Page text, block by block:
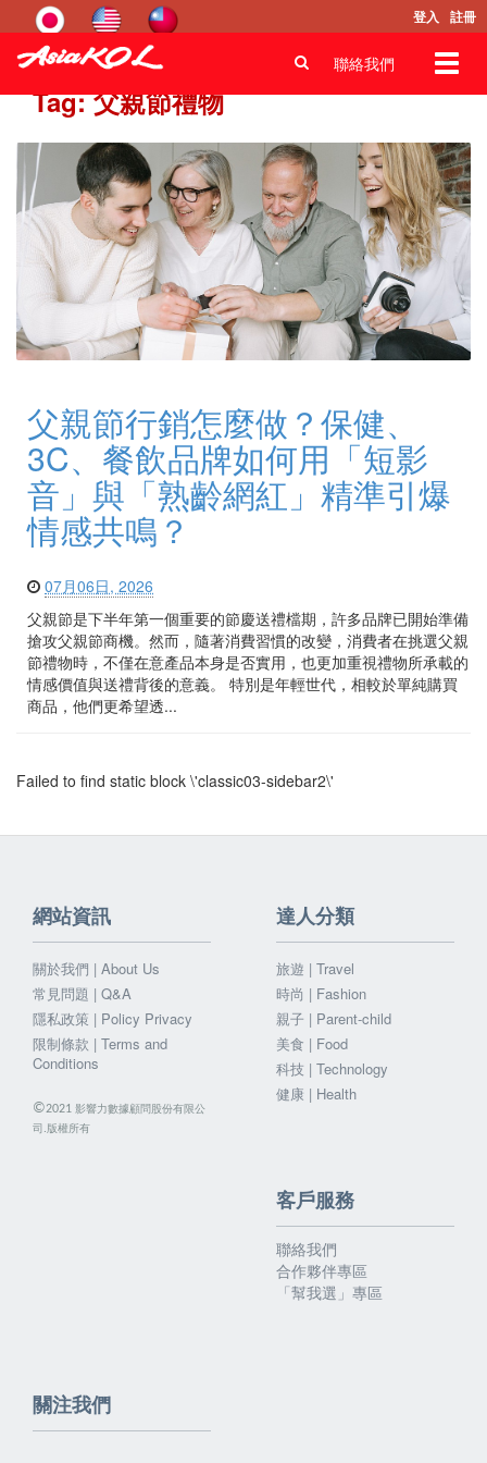
登入 註冊
聯絡我們
Tag: 父親節禮物
父親節行銷怎麼做？保健、
3C、餐飲品牌如何用「短影
音」與「熟齡網紅」精準引爆
情感共鳴？
07月06日, 2026
父親節是下半年第一個重要的節慶送禮檔期，許多品牌已開始準備
搶攻父親節商機。然而，隨著消費習慣的改變，消費者在挑選父親
節禮物時，不僅在意產品本身是否實用，也更加重視禮物所承載的
情感價值與送禮背後的意義。 特別是年輕世代，相較於單純購買
商品，他們更希望透...
Failed to find static block \'classic03-sidebar2\'
網站資訊
關於我們 | About Us
常見問題 | Q&A
隱私政策 | Policy Privacy
限制條款 | Terms and
Conditions
©2021 影響力數據顧問股份有限公
司.版權所有
達人分類
旅遊 | Travel
時尚 | Fashion
親子 | Parent-child
美食 | Food
科技 | Technology
健康 | Health
客戶服務
聯絡我們
合作夥伴專區
「幫我選」專區
關注我們